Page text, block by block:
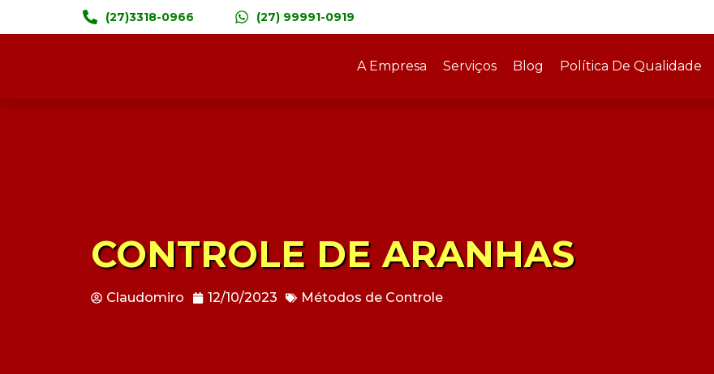
(27)3318-0966 (27) 99991-0919
A Empresa Serviços Blog Política De Qualidade
CONTROLE DE ARANHAS
Claudomiro 12/10/2023 Métodos de Controle